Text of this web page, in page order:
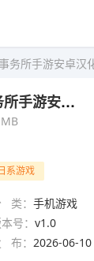
务所手游安卓汉
阿姆特事务所手游安卓汉化版
系游戏
类： 手机游戏
号： v1.0
布： 2026-06-